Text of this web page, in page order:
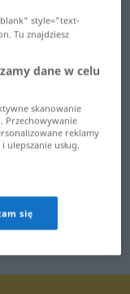
... възмутя
... възраст
... външност
...
style="text-
Tu znajdziesz
dane w celu
skanowanie
Przechowywanie
reklamy
usług.
się